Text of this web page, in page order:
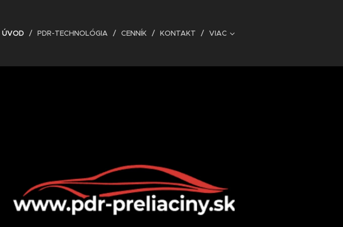
ÚVOD PDR-TECHNOLÓGIA CENNÍK KONTAKT VIAC